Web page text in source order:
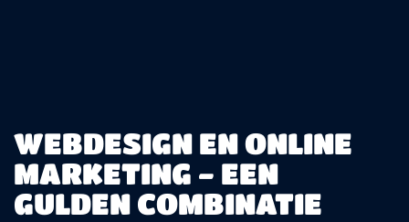
WEBDESIGN EN ONLINE
MARKETING - EEN
GULDEN COMBINATIE